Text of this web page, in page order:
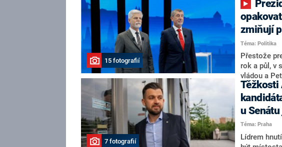
ministryně
rozhovoru
ohledně
Tejce (za
práva
adresu
vrátila k
hnutí Naše
15 fotografií
zmiňují
Téma: Politika
Přestože
rok a půl, v
vládou a
tom, koho
koalice.
jméno
bude znovu
7 fotografií
Těžkosti
u
Téma: Praha
Lídrem